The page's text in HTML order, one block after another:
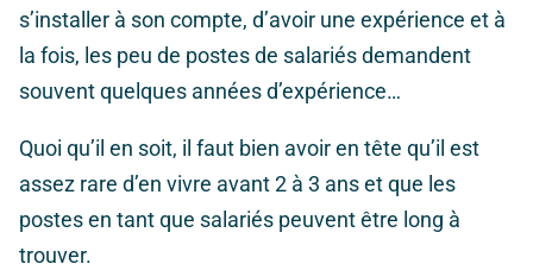
s’installer à son compte, d’avoir une expérience et à
la fois, les peu de postes de salariés demandent
souvent quelques années d’expérience…
Quoi qu’il en soit, il faut bien avoir en tête qu’il est
assez rare d’en vivre avant 2 à 3 ans et que les
postes en tant que salariés peuvent être long à
trouver.